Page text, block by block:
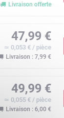
Livraison offerte
47,99 €
≃ 0,053 € / pièce
Livraison : 7,99 €
49,99 €
≃ 0,055 € / pièce
Livraison : 6,00 €